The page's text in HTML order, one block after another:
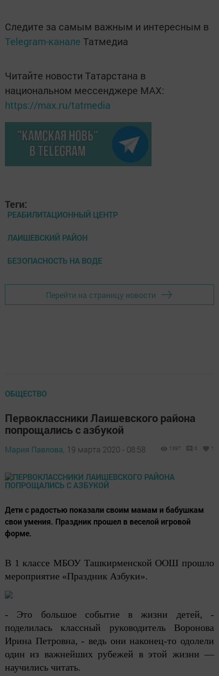
Следите за самым важным и интересным в
Telegram-канале Татмедиа
Читайте новости Татарстана в
национальном мессенджере MАХ:
https://max.ru/tatmedia
Теги:
РЕАБИЛИТАЦИОННЫЙ ЦЕНТР
ЛАИШЕВСКИЙ РАЙОН
БЕЗОПАСНОСТЬ НА ВОДЕ
Перейти на страницу новости
ОБЩЕСТВО
Первоклассники Лаишевского района
попрощались с азбукой
Мария Павлова, 19 марта 2020 - 08:58 1397 0 1
Дети с радостью показали своим мамам и бабушкам
свои умения. Праздник прошел в веселой игровой
форме.
В 1 классе МБОУ Ташкирменской ООШ прошло
мероприятие «Праздник Азбуки».
- Это большое событие в жизни детей, -
поделилась классный руководитель Воронова
Ирина Петровна, - ведь они наконец-то одолели
один из важнейших рубежей в этой жизни —
научились читать.